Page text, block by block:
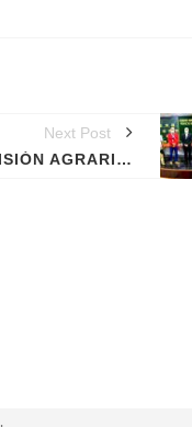
Next Post
DESDE IBERIA,COMISIÓN AGRARIA DEL CONGRESO SE INTERESÓ EN RESOLVER JUNTO AL GOREMAD, LOS PROBLEMAS DEL SECTOR AGRARIO.